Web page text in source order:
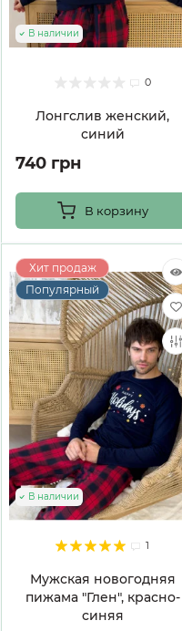
0
Лонгслив женский,
синий
В наличии
740 грн
В корзину
Хит продаж
Популярный
1
Мужская новогодняя
пижама "Глен", красно-
синяя
В наличии